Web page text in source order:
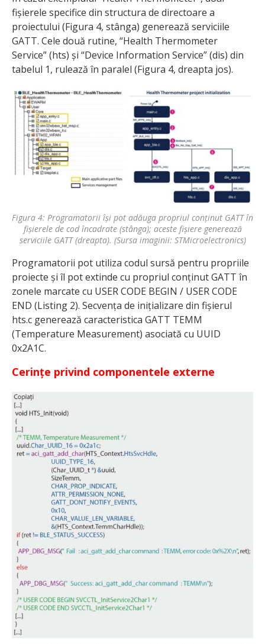
fișierele specifice din structura de directoare a
proiectului (Figura 4, stânga) generează serviciile
GATT. Cele două rutine, “Health Thermometer
Service” (hts) și “Device Information Service” (dis) din
tabelul 1, rulează în paralel (Figura 4, dreapta jos).
Figura 4: Programatorii își pot adăuga propriul conținut GATT în
fișierele de cod încadrate (stânga); aceste fișiere generează
serviciile GATT (dreapta). (Sursa imaginii: STMicroelectronics)
Programatorii pot utiliza codul sursă pentru propriile
proiecte și îl pot extinde cu propriul conținut GATT în
zonele marcate cu USER CODE BEGIN / USER CODE
END (Listing 2). Secvența de inițializare din fișierul
hts.c generează caracteristica GATT TEMM
(Temperature Measurement) asociată cu UUID
0x2A1C.
Cerințe privind componentele externe